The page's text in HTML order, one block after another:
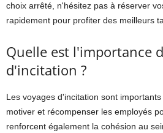
choix arrêté, n'hésitez pas à réserver
rapidement pour profiter des meilleurs
Quelle est l'importance
d'incitation ?
Les voyages d'incitation sont
motiver et récompenser les employés
renforcent également la cohésion au